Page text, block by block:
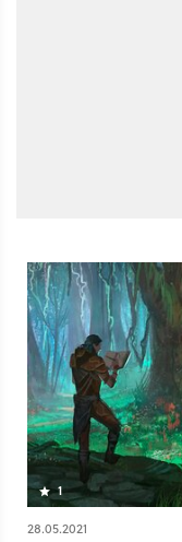
1
28.05.2021